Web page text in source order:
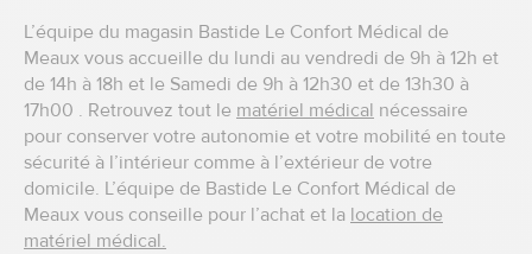
L’équipe du magasin Bastide Le Confort Médical de
Meaux vous accueille du lundi au vendredi de 9h à 12h et
de 14h à 18h et le Samedi de 9h à 12h30 et de 13h30 à
17h00 . Retrouvez tout le matériel médical nécessaire
pour conserver votre autonomie et votre mobilité en toute
sécurité à l’intérieur comme à l’extérieur de votre
domicile. L’équipe de Bastide Le Confort Médical de
Meaux vous conseille pour l’achat et la location de
matériel médical.